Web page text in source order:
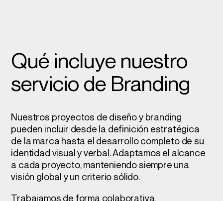
Qué incluye nuestro
servicio de Branding
Nuestros proyectos de diseño y branding
pueden incluir desde la definición estratégica
de la marca hasta el desarrollo completo de su
identidad visual y verbal. Adaptamos el alcance
a cada proyecto, manteniendo siempre una
visión global y un criterio sólido.
Trabajamos de forma colaborativa,